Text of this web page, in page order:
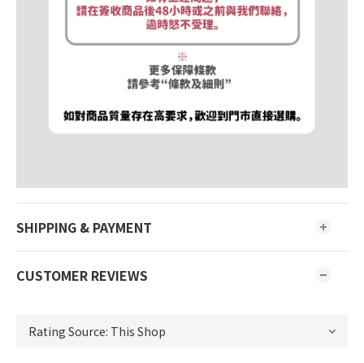
SHIPPING & PAYMENT
CUSTOMER REVIEWS